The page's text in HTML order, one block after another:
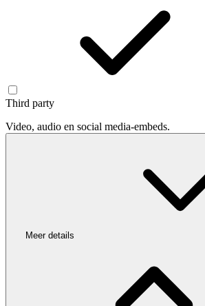
Third party
Video, audio en social media-embeds.
Meer details